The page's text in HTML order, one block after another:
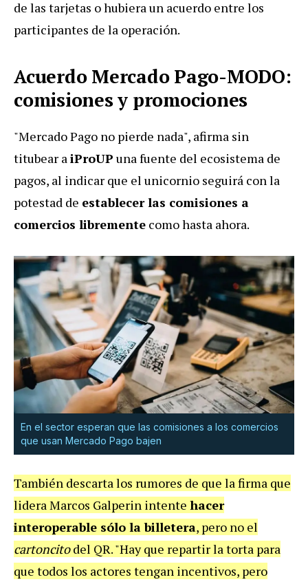
de las tarjetas o hubiera un acuerdo entre los
participantes de la operación.
Acuerdo Mercado Pago-MODO:
comisiones y promociones
"Mercado Pago no pierde nada", afirma sin
titubear aiProUP una fuente del ecosistema de
pagos, al indicar que el unicornio seguirá con la
potestad de establecer las comisiones a
comercios libremente como hasta ahora.
En el sector esperan que las comisiones a los comercios
que usan Mercado Pago bajen
También descarta los rumores de que la firma que
lidera Marcos Galperin intente hacer
interoperable sólo la billetera, pero no el
cartoncitodel QR. "Hay que repartir la torta para
que todos los actores tengan incentivos, pero